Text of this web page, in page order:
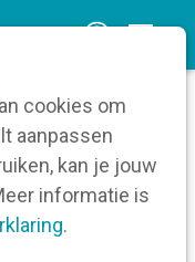
cookies om
aanpassen
kan je jouw
informatie is
.
n
m